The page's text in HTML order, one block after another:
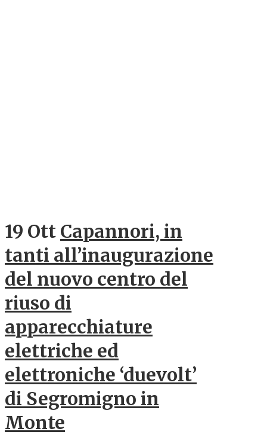
19 Ott Capannori, in
tanti all’inaugurazione
del nuovo centro del
riuso di
apparecchiature
elettriche ed
elettroniche ‘duevolt’
di Segromigno in
Monte